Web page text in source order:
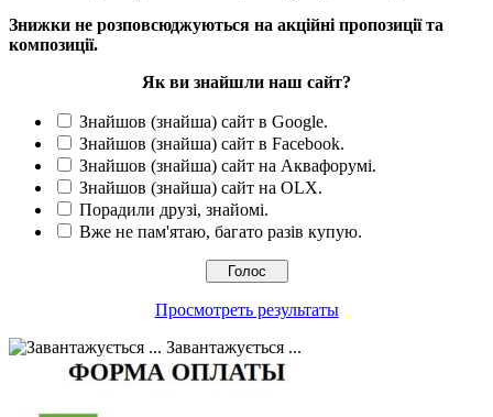
Знижки не розповсюджуються на акційні пропозиції та
композиції.
Як ви знайшли наш сайт?
Знайшов (знайша) сайт в Google.
Знайшов (знайша) сайт в Facebook.
Знайшов (знайша) сайт на Аквафорумі.
Знайшов (знайша) сайт на OLX.
Порадили друзі, знайомі.
Вже не пам'ятаю, багато разів купую.
Просмотреть результаты
Завантажується ...